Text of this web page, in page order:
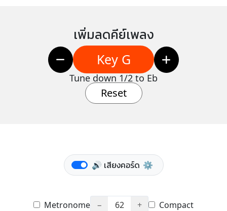
เพิ่มลดคีย์เพลง
Key G
Tune down 1/2 to Eb
Reset
🔊 เสียงคอร์ด ⚙️
Metronome − 62 + Compact